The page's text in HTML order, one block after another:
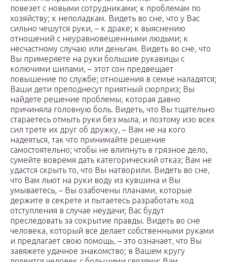
повезет с новыми сотрудниками; к проблемам по
хозяйству; к неполадкам. Видеть во сне, что у Вас
сильно чешутся руки, – к драке; к выяснению
отношений с неуравновешенными людьми; к
несчастному случаю или деньгам. Видеть во сне, что
Вы примеряете на руки большие рукавицы с
колючими шипами, – этот сон предвещает
повышение по службе; отношения в семье наладятся;
Ваши дети преподнесут приятный сюрприз; Вы
найдете решение проблемы, которая давно
причиняла головную боль. Видеть, что Вы тщательно
стараетесь отмыть руки без мыла, и поэтому изо всех
сил трете их друг об дружку, – Вам не на кого
надеяться, так что принимайте решение
самостоятельно; чтобы не влипнуть в грязное дело,
сумейте вовремя дать категорический отказ; Вам не
удастся скрыть то, что Вы натворили. Видеть во сне,
что Вам льют на руки воду из кувшина и Вы
умываетесь, – Вы озабочены планами, которые
держите в секрете и пытаетесь разработать ход
отступления в случае неудачи; Вас будут
преследовать за сокрытие правды. Видеть во сне
человека, который все делает собственными руками
и предлагает свою помощь, – это означает, что Вы
завяжете удачное знакомство; в Вашем кругу